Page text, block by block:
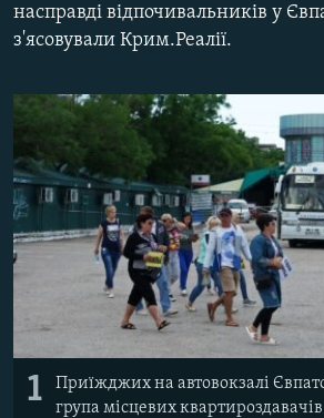
ВІДЕОУРОКИ «ELIFBE»
УКРАЇНСЬКА ПРОБЛЕМА КРИМУ
ІНФОГРАФІКА
Русский
ДОЛУЧАЙСЯ!
Усі сайти RFE/RL
насправді відпочивальників у
з'ясовували Крим.Реалії.
1
Приїжджих на автовокзалі
група місцевих квартироздавачів